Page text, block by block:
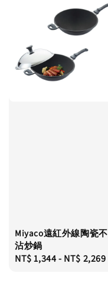
Miyaco遠紅外線陶瓷不
沾炒鍋
Regular
NT$ 1,344- NT$ 2,269